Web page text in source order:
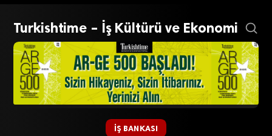
Turkishtime – İş Kültürü ve Ekonomi
İŞ BANKASI